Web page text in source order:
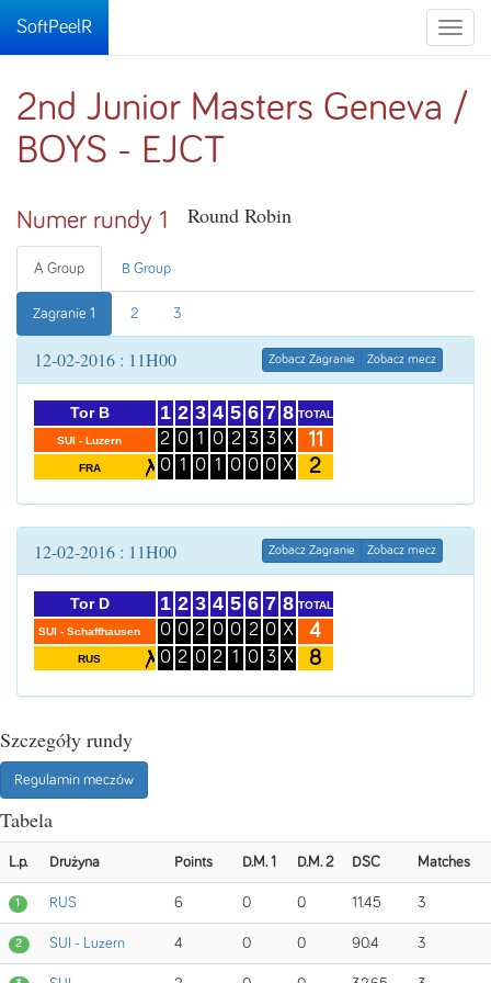
Toggle
SoftPeelR
2nd Junior Masters Geneva /
BOYS - EJCT
Numer rundy 1 Round Robin
A Group B Group
Zagranie 1 2 3
12-02-2016 : 11H00 Zobacz Zagranie Zobacz mecz
Tor B
SUI - Luzern
FRA
1
2
0
2
0
1
3
1
0
4
0
1
5
2
0
6
3
0
7
3
0
8
X
X
TOTAL
11
2
12-02-2016 : 11H00 Zobacz Zagranie Zobacz mecz
Tor D
SUI - Schaffhausen
RUS
1
0
0
2
0
2
3
2
0
4
0
2
5
0
1
6
2
0
7
0
3
8
X
X
TOTAL
4
8
Szczegóły rundy
Regulamin meczów
Tabela
L.p. Drużyna Points D.M. 1 D.M. 2 DSC Matches
1 RUS 6 0 0 11.45 3
2 SUI - Luzern 4 0 0 90.4 3